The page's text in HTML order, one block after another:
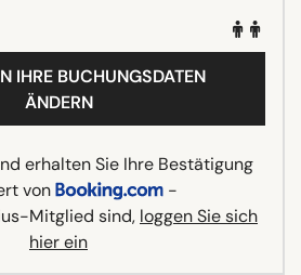
IHRE BUCHUNGSDATEN
ÄNDERN
erhalten Sie Ihre Bestätigung
von
-
Mitglied sind, loggen Sie sich
hier ein